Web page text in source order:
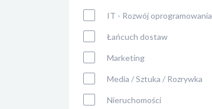
IT - Rozwój oprogramowania
Łańcuch dostaw
Marketing
Media / Sztuka / Rozrywka
Nieruchomości